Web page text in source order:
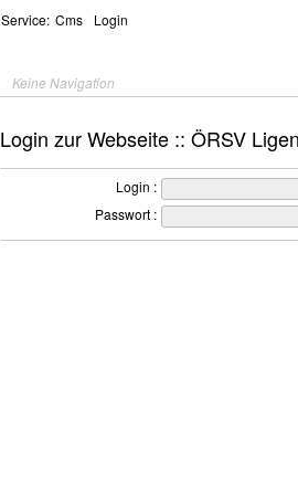
Keine Navigation
Service: Cms Login
Login zur Webseite :: ÖRSV
Login :
Passwort :